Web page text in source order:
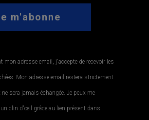
mon adresse email, j'accepte de recevoir les
Mon adresse email restera strictement
ne sera jamais échangée. Je peux me
un clin d'œil grâce au lien présent dans